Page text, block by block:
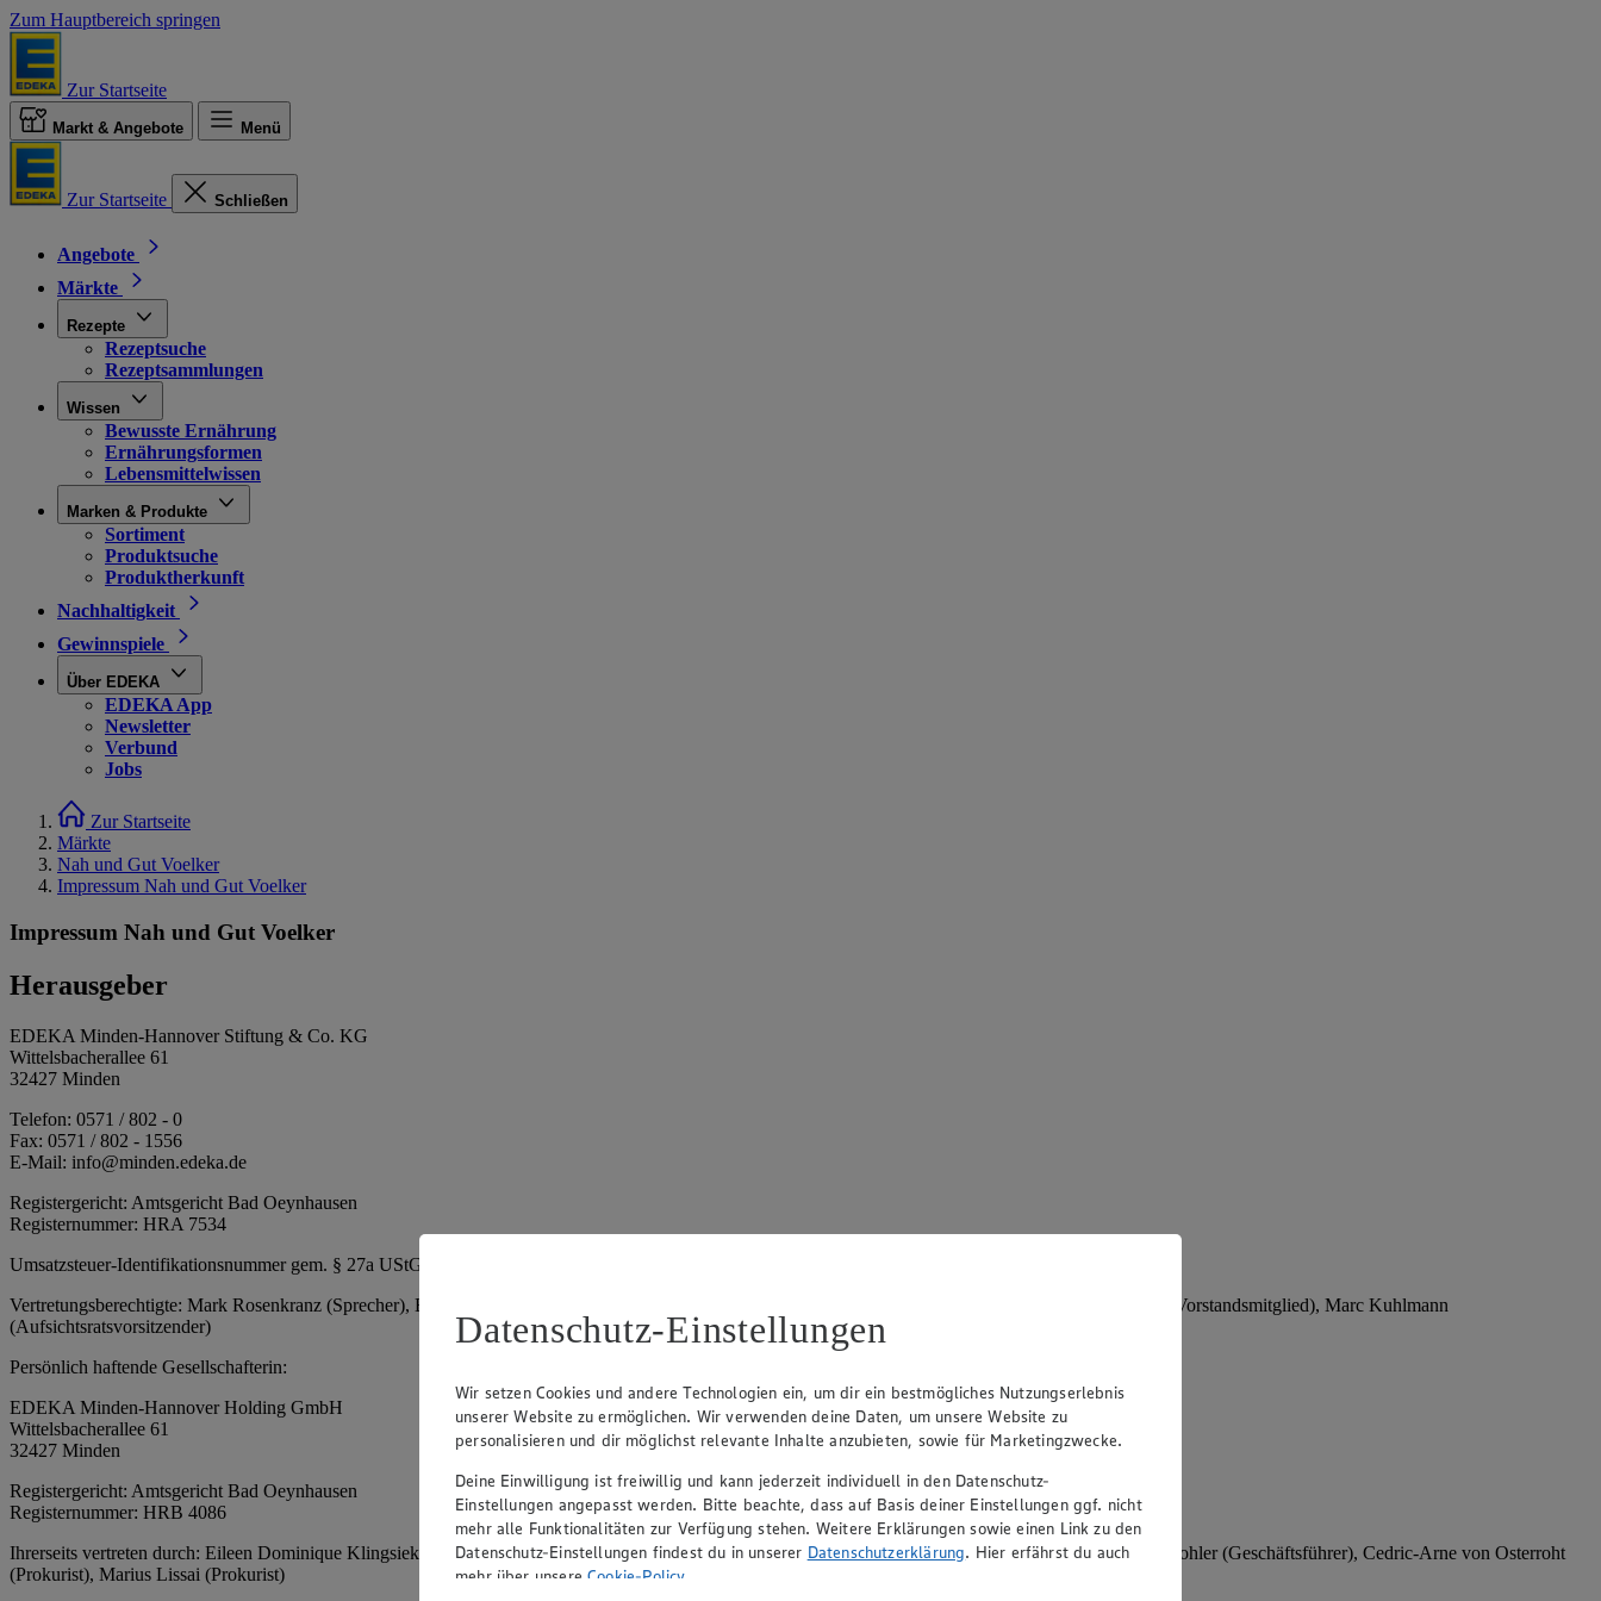
Zum Hauptbereich springen
Zur Startseite
Markt & Angebote Menü
Zur Startseite Schließen
Angebote
Märkte
Rezepte
Rezeptsuche
Rezeptsammlungen
Wissen
Bewusste Ernährung
Ernährungsformen
Lebensmittelwissen
Marken & Produkte
Sortiment
Produktsuche
Produktherkunft
Nachhaltigkeit
Gewinnspiele
Über EDEKA
EDEKA App
Newsletter
Verbund
Jobs
Zur Startseite
Märkte
Nah und Gut Voelker
Impressum Nah und Gut Voelker
Impressum Nah und Gut Voelker
Herausgeber
EDEKA Minden-Hannover Stiftung & Co. KG
Wittelsbacherallee 61
32427 Minden
Telefon: 0571 / 802 - 0
Fax: 0571 / 802 - 1556
E-Mail: info@minden.edeka.de
Registergericht: Amtsgericht Bad Oeynhausen
Registernummer: HRA 7534
Umsatzsteuer-Identifikationsnummer gem. § 27a UStG: DE 266067317
Vertretungsberechtigte: Mark Rosenkranz (Sprecher), Eileen Dominique Klingsiek (Vorstandsmitglied), Ulf-U. Plath (Vorstandsmitglied), Stephan Wohler (Vorstandsmitglied), Marc Kuhlmann
(Aufsichtsratsvorsitzender)
Persönlich haftende Gesellschafterin:
EDEKA Minden-Hannover Holding GmbH
Wittelsbacherallee 61
32427 Minden
Registergericht: Amtsgericht Bad Oeynhausen
Registernummer: HRB 4086
Ihrerseits vertreten durch: Eileen Dominique Klingsiek (Geschäftsführerin), Mark Rosenkranz (Geschäftsführer), Ulf-U. Plath (Geschäftsführer), Stephan Wohler (Geschäftsführer), Cedric-Arne von Osterroht
(Prokurist), Marius Lissai (Prokurist)
Datenschutz-Einstellungen
Wir setzen Cookies und andere Technologien ein, um dir ein bestmögliches Nutzungserlebnis
unserer Website zu ermöglichen. Wir verwenden deine Daten, um unsere Website zu
personalisieren und dir möglichst relevante Inhalte anzubieten, sowie für Marketingzwecke.
Deine Einwilligung ist freiwillig und kann jederzeit individuell in den Datenschutz-
Einstellungen angepasst werden. Bitte beachte, dass auf Basis deiner Einstellungen ggf. nicht
mehr alle Funktionalitäten zur Verfügung stehen. Weitere Erklärungen sowie einen Link zu den
Datenschutz-Einstellungen findest du in unserer Datenschutzerklärung. Hier erfährst du auch
mehr über unsereCookie-Policy.